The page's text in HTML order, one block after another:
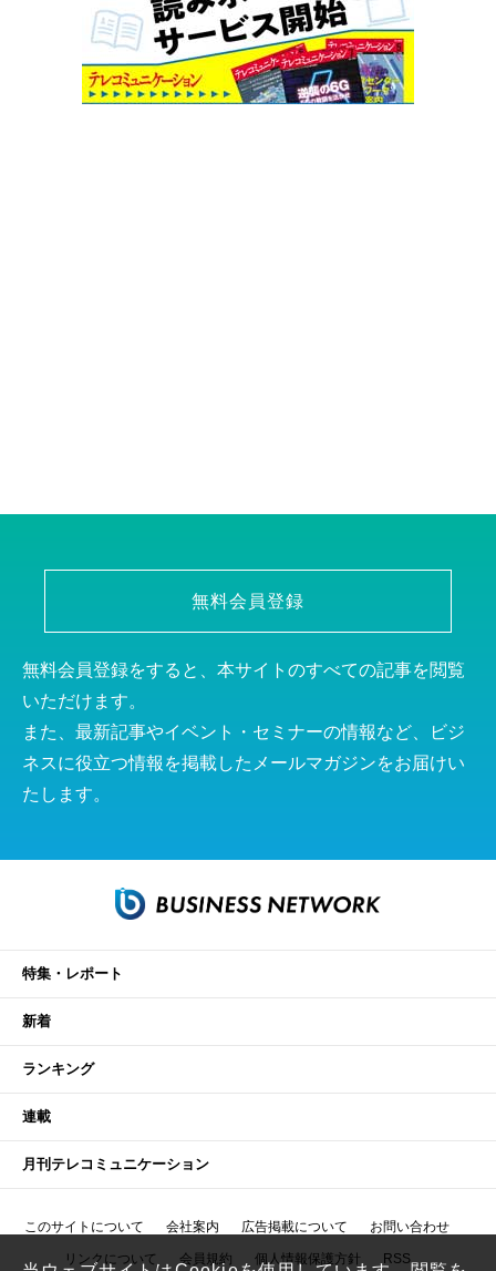
無料会員登録
無料会員登録をすると、本サイトのすべての記事を閲覧
いただけます。
また、最新記事やイベント・セミナーの情報など、ビジ
ネスに役立つ情報を掲載したメールマガジンをお届けい
たします。
特集・レポート
新着
ランキング
連載
月刊テレコミュニケーション
このサイトについて 会社案内 広告掲載について お問い合わせ
リンクについて 会員規約 個人情報保護方針 RSS